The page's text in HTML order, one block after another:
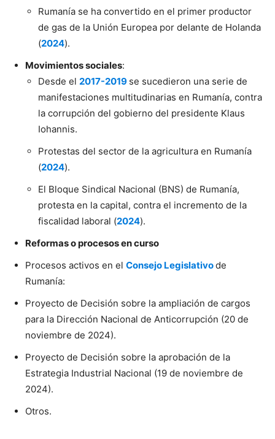
Rumanía se ha convertido en el primer productor
de gas de la Unión Europea por delante de Holanda
(2024).
Movimientos sociales:
Desde el 2017-2019 se sucedieron una serie de
manifestaciones multitudinarias en Rumanía, contra
la corrupción del gobierno del presidente Klaus
Iohannis.
Protestas del sector de la agricultura en Rumanía
(2024).
El Bloque Sindical Nacional (BNS) de Rumanía,
protesta en la capital, contra el incremento de la
fiscalidad laboral (2024).
Reformas o procesos en curso
Procesos activos en el Consejo Legislativode
Rumanía:
Proyecto de Decisión sobre la ampliación de cargos
para la Dirección Nacional de Anticorrupción (20 de
noviembre de 2024).
Proyecto de Decisión sobre la aprobación de la
Estrategia Industrial Nacional (19 de noviembre de
2024).
Otros.